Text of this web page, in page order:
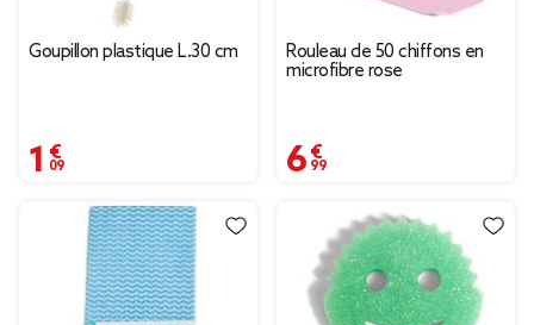
Goupillon plastique L.30 cm
1,09 €
Rouleau de 50 chiffons en
microfibre rose
6,99 €